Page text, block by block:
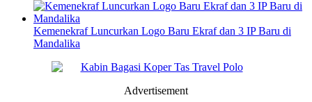
Kemenekraf Luncurkan Logo Baru Ekraf dan 3 IP Baru di
Mandalika
Advertisement